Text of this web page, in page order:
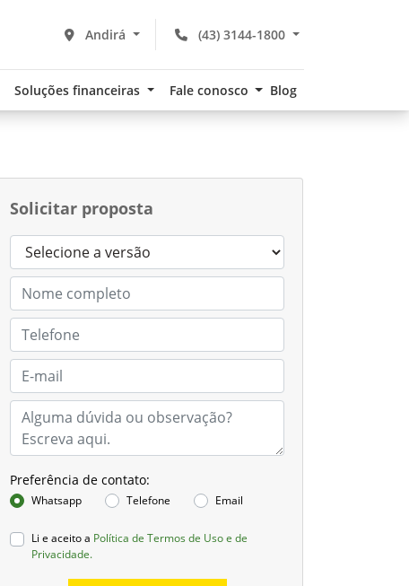
(43) 3144-1800
Andirá
Soluções financeiras Fale conosco Blog
Solicitar proposta
Preferência de contato:
Whatsapp Telefone Email
Li e aceito a Política de Termos de Uso e de
Privacidade.